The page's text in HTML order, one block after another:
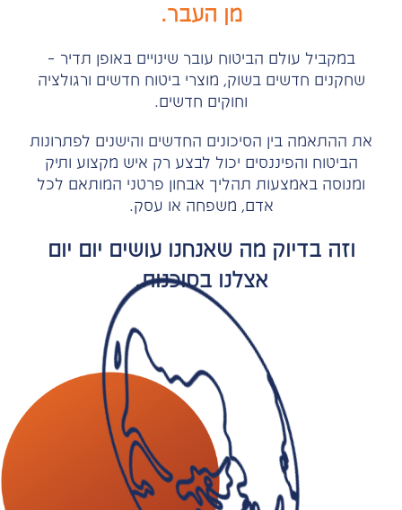
מן העבר.
במקביל עולם הביטוח עובר שינויים באופן תדיר –
שחקנים חדשים בשוק, מוצרי ביטוח חדשים ורגולציה
וחוקים חדשים.
את ההתאמה בין הסיכונים החדשים והישנים לפתרונות
הביטוח והפיננסים יכול לבצע רק איש מקצוע ותיק
ומנוסה באמצעות תהליך אבחון פרטני המותאם לכל
אדם, משפחה או עסק.
וזה בדיוק מה שאנחנו עושים יום יום
אצלנו בסוכנות.